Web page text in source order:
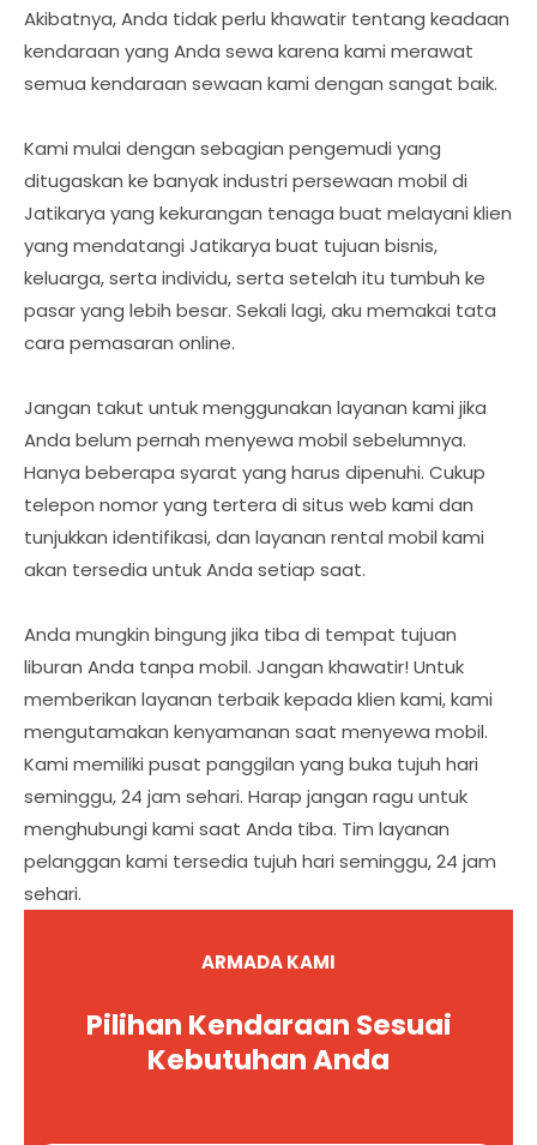
Akibatnya, Anda tidak perlu khawatir tentang keadaan
kendaraan yang Anda sewa karena kami merawat
semua kendaraan sewaan kami dengan sangat baik.
Kami mulai dengan sebagian pengemudi yang
ditugaskan ke banyak industri persewaan mobil di
Jatikarya yang kekurangan tenaga buat melayani klien
yang mendatangi Jatikarya buat tujuan bisnis,
keluarga, serta individu, serta setelah itu tumbuh ke
pasar yang lebih besar. Sekali lagi, aku memakai tata
cara pemasaran online.
Jangan takut untuk menggunakan layanan kami jika
Anda belum pernah menyewa mobil sebelumnya.
Hanya beberapa syarat yang harus dipenuhi. Cukup
telepon nomor yang tertera di situs web kami dan
tunjukkan identifikasi, dan layanan rental mobil kami
akan tersedia untuk Anda setiap saat.
Anda mungkin bingung jika tiba di tempat tujuan
liburan Anda tanpa mobil. Jangan khawatir! Untuk
memberikan layanan terbaik kepada klien kami, kami
mengutamakan kenyamanan saat menyewa mobil.
Kami memiliki pusat panggilan yang buka tujuh hari
seminggu, 24 jam sehari. Harap jangan ragu untuk
menghubungi kami saat Anda tiba. Tim layanan
pelanggan kami tersedia tujuh hari seminggu, 24 jam
sehari.
ARMADA KAMI
Pilihan Kendaraan Sesuai
Kebutuhan Anda